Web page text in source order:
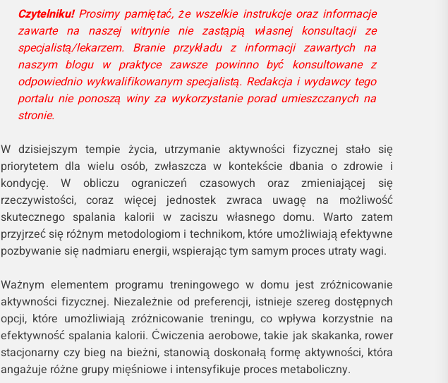
Czytelniku!Prosimy pamiętać, że wszelkie instrukcje oraz informacje
zawarte na naszej witrynie nie zastąpią własnej konsultacji ze
specjalistą/lekarzem. Branie przykładu z informacji zawartych na
naszym blogu w praktyce zawsze powinno być konsultowane z
odpowiednio wykwalifikowanym specjalistą. Redakcja i wydawcy tego
portalu nie ponoszą winy za wykorzystanie porad umieszczanych na
stronie.
W dzisiejszym tempie życia, utrzymanie aktywności fizycznej stało się
priorytetem dla wielu osób, zwłaszcza w kontekście dbania o zdrowie i
kondycję. W obliczu ograniczeń czasowych oraz zmieniającej się
rzeczywistości, coraz więcej jednostek zwraca uwagę na możliwość
skutecznego spalania kalorii w zaciszu własnego domu. Warto zatem
przyjrzeć się różnym metodologiom i technikom, które umożliwiają efektywne
pozbywanie się nadmiaru energii, wspierając tym samym proces utraty wagi.
Ważnym elementem programu treningowego w domu jest zróżnicowanie
aktywności fizycznej. Niezależnie od preferencji, istnieje szereg dostępnych
opcji, które umożliwiają zróżnicowanie treningu, co wpływa korzystnie na
efektywność spalania kalorii. Ćwiczenia aerobowe, takie jak skakanka, rower
stacjonarny czy bieg na bieżni, stanowią doskonałą formę aktywności, która
angażuje różne grupy mięśniowe i intensyfikuje proces metaboliczny.